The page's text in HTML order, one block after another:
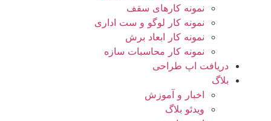
نمونه کارهای سقف
نمونه کار لوگو و ست اداری
نمونه کار ابعاد برش
نمونه کار محاسبات سازه
دریافت اپ طراحی
بلاگ
اخبار و آموزش
ویدئو بلاگ